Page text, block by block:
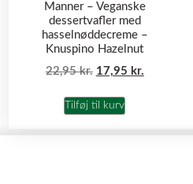
Manner – Veganske
dessertvafler med
hasselnøddecreme –
Knuspino Hazelnut
22,95kr. 17,95 kr.
Tilføj til kurv